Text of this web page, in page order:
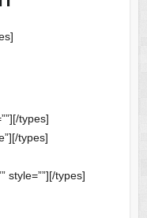
types]
types]
style=””][/types]